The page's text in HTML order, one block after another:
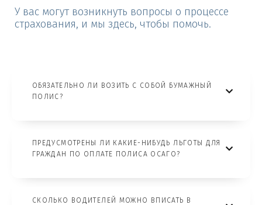
У вас могут возникнуть вопросы о процессе
страхования, и мы здесь, чтобы помочь.
ОБЯЗАТЕЛЬНО ЛИ ВОЗИТЬ С СОБОЙ БУМАЖНЫЙ
ПОЛИС?
ПРЕДУСМОТРЕНЫ ЛИ КАКИЕ-НИБУДЬ ЛЬГОТЫ ДЛЯ
ГРАЖДАН ПО ОПЛАТЕ ПОЛИСА ОСАГО?
СКОЛЬКО ВОДИТЕЛЕЙ МОЖНО ВПИСАТЬ В